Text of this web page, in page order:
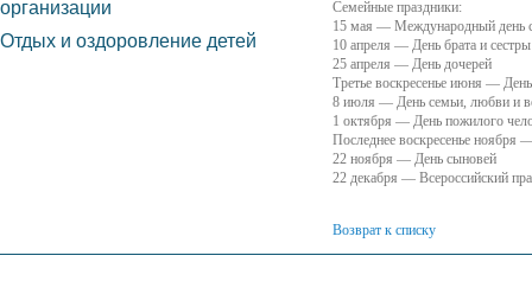
Семейные праздники:
15 мая — Международный день
10 апреля — День брата и сестры
25 апреля — День дочерей
Третье воскресенье июня —
8 июля — День семьи, любви и
1 октября — День пожилого
Последнее воскресенье ноября
22 ноября — День сыновей
22 декабря — Всероссийский
Возврат к списку
организации
Отдых и оздоровление детей